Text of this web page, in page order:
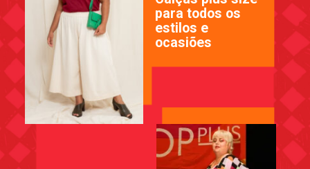
para todos os
estilos e
ocasiões